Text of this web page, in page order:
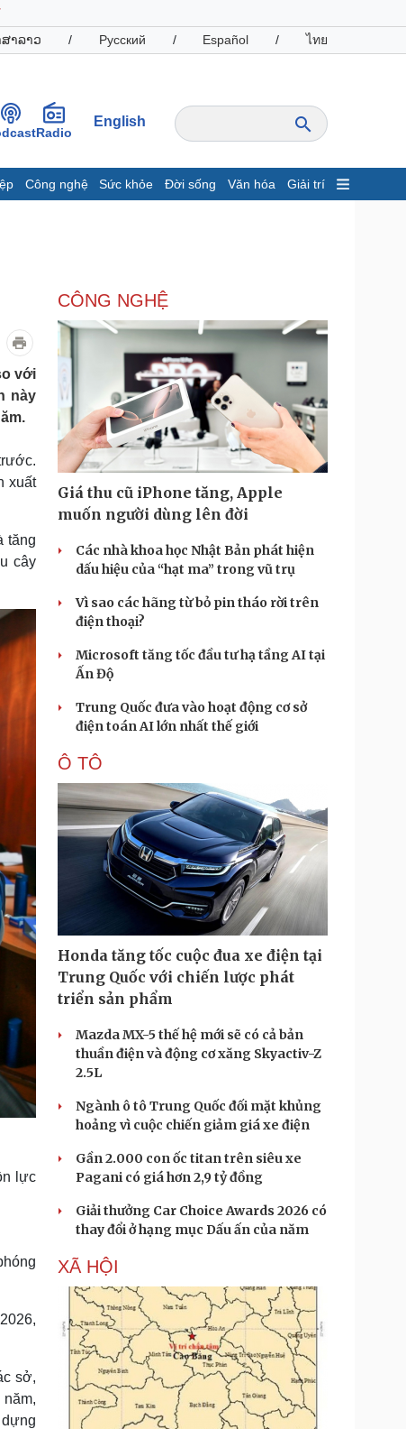
າລາວ / Русский / Español / ไทย
Radio
English
Công nghệ Sức khỏe Đời sống Văn hóa Giải trí
Giá cà phê
nghiệp
Thông tin doanh nghiệp
nghiệp 24h
Doanh nhân
Vì cộng đồng
Công nghệ
Sành điệu
Tin Công nghệ
Trải nghiệm
Chuyển đổi số
Tour
in
Podcast
Câu chuyện thời sự
Đọc truyện đêm khuya
Cửa sổ tình yêu
Hạt giống tâm hồn
với
này
xuất
tăng
cây
lực
sở,
CÔNG NGHỆ
Giá thu cũ iPhone tăng, Apple
muốn người dùng lên đời
Các nhà khoa học Nhật Bản phát hiện
dấu hiệu của “hạt ma” trong vũ trụ
Vì sao các hãng từ bỏ pin tháo rời trên
điện thoại?
Microsoft tăng tốc đầu tư hạ tầng AI tại
Ấn Độ
Trung Quốc đưa vào hoạt động cơ sở
điện toán AI lớn nhất thế giới
Ô TÔ
Honda tăng tốc cuộc đua xe điện tại
Trung Quốc với chiến lược phát
triển sản phẩm
Mazda MX-5 thế hệ mới sẽ có cả bản
thuần điện và động cơ xăng Skyactiv-Z
2.5L
Ngành ô tô Trung Quốc đối mặt khủng
hoảng vì cuộc chiến giảm giá xe điện
Gần 2.000 con ốc titan trên siêu xe
Pagani có giá hơn 2,9 tỷ đồng
Giải thưởng Car Choice Awards 2026 có
thay đổi ở hạng mục Dấu ấn của năm
XÃ HỘI